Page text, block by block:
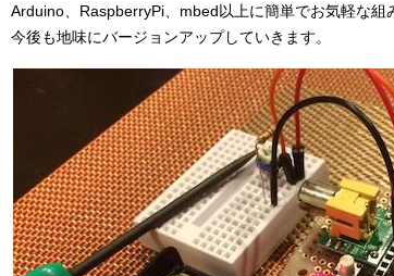
Arduino、RaspberryPi、mbed以上に簡単でお気軽な組
今後も地味にバージョンアップしていきます。